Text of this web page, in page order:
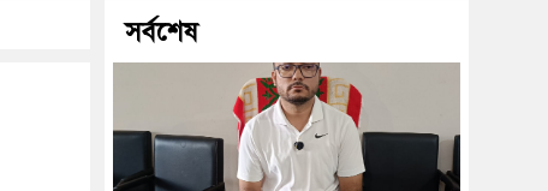
সর্বশেষ